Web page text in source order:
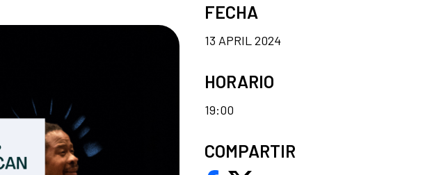
FECHA
13 APRIL 2024
HORARIO
19:00
COMPARTIR